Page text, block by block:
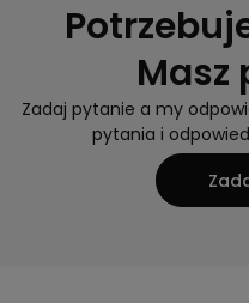
Masz
Zadaj pytanie a my
pytania i